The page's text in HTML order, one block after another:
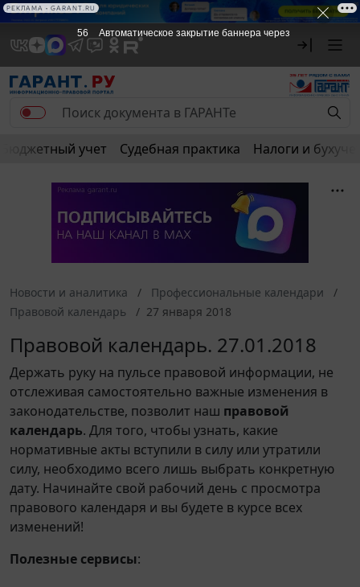
Бюджетный учет Судебная практика Налоги и
Новости и аналитика
Профессиональные календари
Правовой календарь
27 января 2018
Правовой календарь. 27.01.2018
Держать руку на пульсе правовой информации, не
отслеживая самостоятельно важные изменения в
законодательстве, позволит наш правовой
календарь. Для того, чтобы узнать, какие
нормативные акты вступили в силу или утратили
силу, необходимо всего лишь выбрать конкретную
дату. Начинайте свой рабочий день с просмотра
правового календаря и вы будете в курсе всех
изменений!
Полезные сервисы:
55 Автоматическое закрытие баннера через
РЕКЛАМА • GARANT.RU